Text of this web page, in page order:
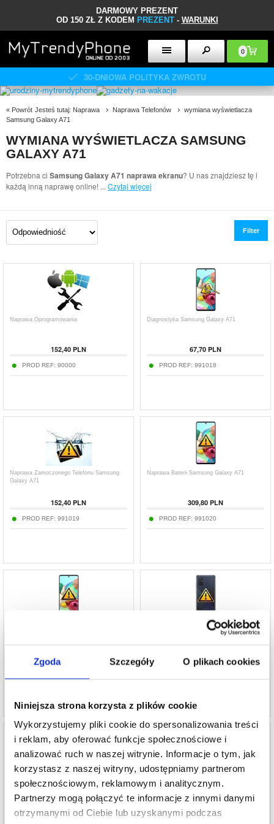
Zgoda Szczegóły O plikach cookies
Niniejsza strona korzysta z plików cookie
Wykorzystujemy pliki cookie do spersonalizowania treści
i reklam, aby oferować funkcje społecznościowe i
analizować ruch w naszej witrynie. Informacje o tym, jak
korzystasz z naszej witryny, udostępniamy partnerom
społecznościowym, reklamowym i analitycznym.
Partnerzy mogą połączyć te informacje z innymi danymi
otrzymanymi od Ciebie lub uzyskanymi podczas
DARMOWY PREZENT
OD 150 ZŁ Z KODEM PREZENT- WARUNKI
0
30-DNIOWA POLITYKA ZWROTU
« Powrót Jesteś tutaj: Naprawa Naprawa Telefonów
wymiana wyświetlacza
Samsung Galaxy A71
WYMIANA WYŚWIETLACZA SAMSUNG
GALAXY A71
Potrzebna ci Samsung Galaxy A71 naprawa ekranu? U nas znajdziesz tę i
każdą inną naprawę online! ... Czytaj więcej
Filter
Naprawa Oprogramowania
152,40 PLN
PROD REF: 90000
Diagnostyka Samsung Galaxy A71
67,70 PLN
PROD REF: 991018
Naprawa Zamoczonego Telefonu Samsung
Galaxy A71
152,40 PLN
PROD REF: 991019
Naprawa Baterii Samsung Galaxy A71
309,80 PLN
PROD REF: 991020
202,61 PLN
Naprawa Klapki Baterii Samsung Galaxy A71
270,30 PLN
Naprawa LCD i Ekranu Dotykowego
Samsung Galaxy A71 - Czerń
575,10 PLN
Naprawa Taśmy Flex Bocznego Przycisku
Samsung Galaxy A71
180,00 PLN